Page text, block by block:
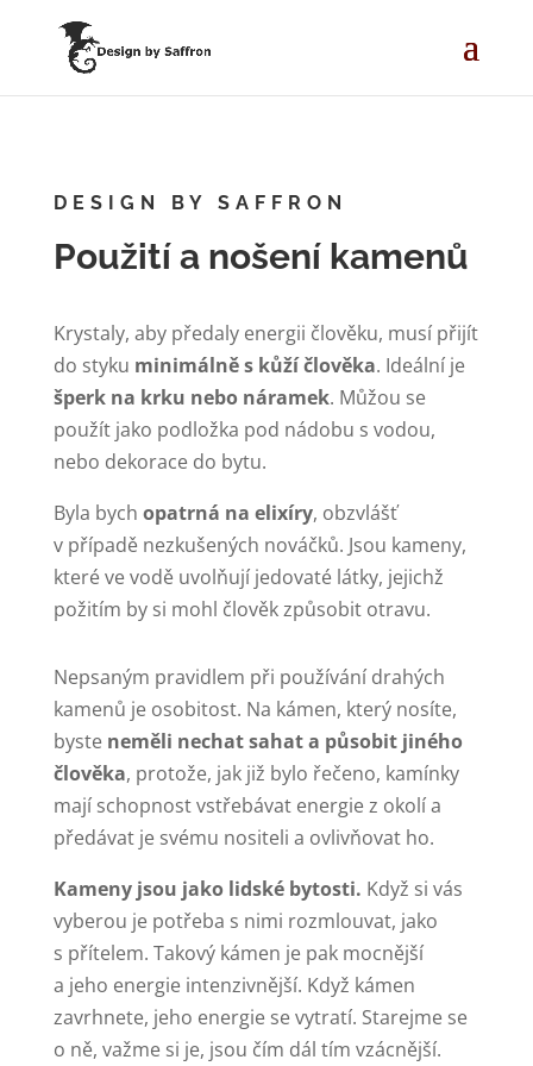
DESIGN BY SAFFRON
Použití a nošení kamenů
Krystaly, aby předaly energii člověku, musí přijít
do styku minimálně s kůží člověka. Ideální je
šperk na krku nebo náramek. Můžou se
použít jako podložka pod nádobu s vodou,
nebo dekorace do bytu.
Byla bych opatrná na elixíry, obzvlášť
v případě nezkušených nováčků. Jsou kameny,
které ve vodě uvolňují jedovaté látky, jejichž
požitím by si mohl člověk způsobit otravu.
Nepsaným pravidlem při používání drahých
kamenů je osobitost. Na kámen, který nosíte,
byste neměli nechat sahat a působit jiného
člověka, protože, jak již bylo řečeno, kamínky
mají schopnost vstřebávat energie z okolí a
předávat je svému nositeli a ovlivňovat ho.
Kameny jsou jako lidské bytosti. Když si vás
vyberou je potřeba s nimi rozmlouvat, jako
s přítelem. Takový kámen je pak mocnější
a jeho energie intenzivnější. Když kámen
zavrhnete, jeho energie se vytratí. Starejme se
o ně, važme si je, jsou čím dál tím vzácnější.